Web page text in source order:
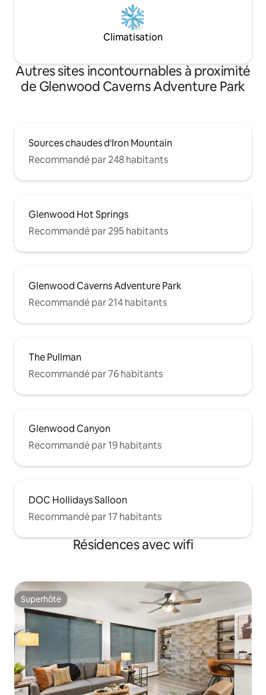
Climatisation
Autres sites incontournables à proximité
de Glenwood Caverns Adventure Park
Sources chaudes d'Iron Mountain
Recommandé par 248 habitants
Glenwood Hot Springs
Recommandé par 295 habitants
Glenwood Caverns Adventure Park
Recommandé par 214 habitants
The Pullman
Recommandé par 76 habitants
Glenwood Canyon
Recommandé par 19 habitants
DOC Hollidays Salloon
Recommandé par 17 habitants
Résidences avec wifi
Superhôte
Superhôte